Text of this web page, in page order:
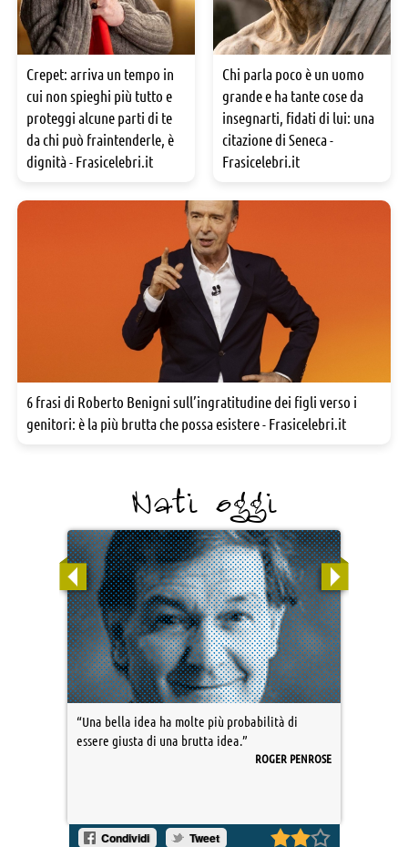
Crepet: arriva un tempo in
cui non spieghi più tutto e
proteggi alcune parti di te
da chi può fraintenderle, è
dignità - Frasicelebri.it
Chi parla poco è un uomo
grande e ha tante cose da
insegnarti, fidati di lui: una
citazione di Seneca -
Frasicelebri.it
6 frasi di Roberto Benigni sull’ingratitudine dei figli verso i
genitori: è la più brutta che possa esistere - Frasicelebri.it
Nati oggi
Condividi Tweet
“Una bella idea ha molte più probabilità di
essere giusta di una brutta idea.”
ROGER PENROSE